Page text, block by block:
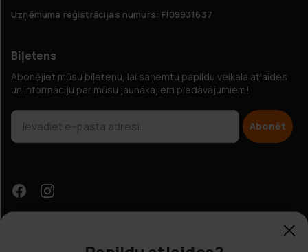
Uzņēmuma reģistrācijas numurs: FI09931637
Biļetens
Abonējiet mūsu biļetenu, lai saņemtu papildu veikala atlaides
un informāciju par mūsu jaunākajiem piedāvājumiem!
Abonēt